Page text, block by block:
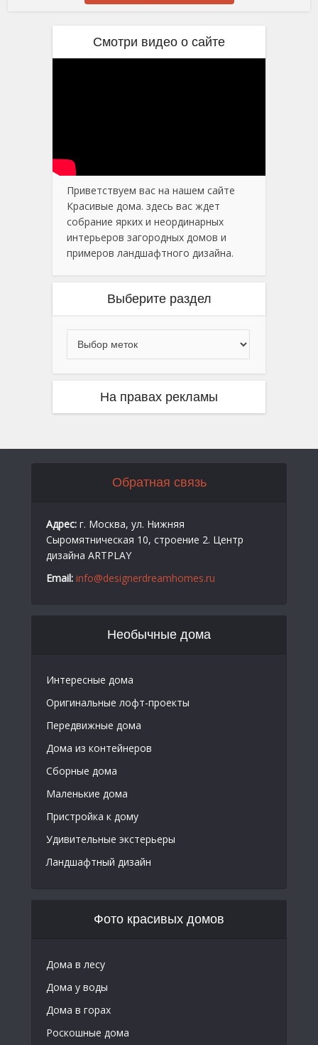
Смотри видео о сайте
Приветствуем вас на нашем сайте
Красивые дома. здесь вас ждет
собрание ярких и неординарных
интерьеров загородных домов и
примеров ландшафтного дизайна.
Выберите раздел
На правах рекламы
Обратная связь
Адрес: г. Москва, ул. Нижняя
Сыромятническая 10, строение 2. Центр
дизайна ARTPLAY
Email: info@designerdreamhomes.ru
Необычные дома
Интересные дома
Оригинальные лофт-проекты
Передвижные дома
Дома из контейнеров
Сборные дома
Маленькие дома
Пристройка к дому
Удивительные экстерьеры
Ландшафтный дизайн
Фото красивых домов
Дома в лесу
Дома у воды
Дома в горах
Роскошные дома